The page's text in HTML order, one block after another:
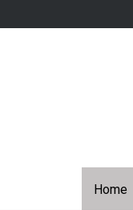
Home